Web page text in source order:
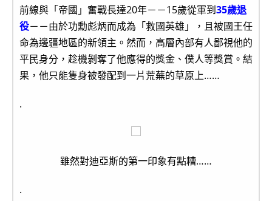
前線與「帝國」奮戰長達20年－－15歲從軍到35歲退
役－－由於功勳彪炳而成為「救國英雄」，且被國王任
命為邊疆地區的新領主。然而，高層內部有人鄙視他的
平民身分，趁機剝奪了他應得的獎金、僕人等獎賞。結
果，他只能隻身被發配到一片荒蕪的草原上……
.
雖然對迪亞斯的第一印象有點糟……
.